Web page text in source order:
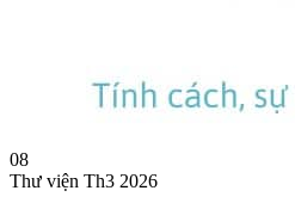
08
Thư viện Th3 2026